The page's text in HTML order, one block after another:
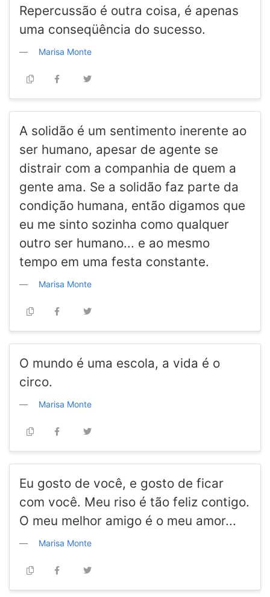
Repercussão é outra coisa, é apenas
uma conseqüência do sucesso.
Marisa Monte
A solidão é um sentimento inerente ao
ser humano, apesar de agente se
distrair com a companhia de quem a
gente ama. Se a solidão faz parte da
condição humana, então digamos que
eu me sinto sozinha como qualquer
outro ser humano... e ao mesmo
tempo em uma festa constante.
Marisa Monte
O mundo é uma escola, a vida é o
circo.
Marisa Monte
Eu gosto de você, e gosto de ficar
com você. Meu riso é tão feliz contigo.
O meu melhor amigo é o meu amor...
Marisa Monte